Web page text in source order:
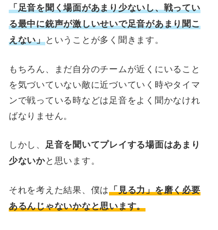
「足音を聞く場面があまり少ないし、戦ってい
る最中に銃声が激しいせいで足音があまり聞こ
えない」ということが多く聞きます。
もちろん、まだ自分のチームが近くにいること
を気づいていない敵に近づいていく時やタイマ
ンで戦っている時などは足音をよく聞かなけれ
ばなりません。
しかし、 足音を聞いてプレイする場面はあまり
少ないかと思います。
それを考えた結果、僕は「見る力」を磨く必要
あるんじゃないかなと思います。